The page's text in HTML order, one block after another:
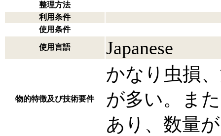
整理方法
利用条件
使用条件
使用言語 Japanese
物的特徴及び技術要件
かなり虫損
が多い。ま
あり、数量